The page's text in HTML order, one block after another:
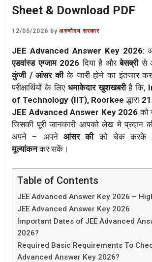
Sheet & Download PDF
12/05/2026 byअरुणोदय सरकार
JEE Advanced Answer Key 2026:
एडवांस्ड एग्जाम 2026दिया है औरबेसब्रीसे
कुंजी / आंसर कीके जारी होने का इंतजार
परीक्षार्थियों के लिएधमाकेदार खुशखबरीहै कि,
of Technology (IIT), Roorkeeद्धारा
JEE Advanced Answer Key 2026 को
जिसकी पूरी जानकारी आपको लेख मे प्रदान
अपने – अपने आंसर कीको चेक करके
मूल्यांकनकर सकें।
Table of Contents
JEE Advanced Answer Key 2026 –
JEE Advanced Answer Key 2026
Important Dates of JEE Advanced
2026?
Required Basic Requirements To
Advanced Answer Key 2026?